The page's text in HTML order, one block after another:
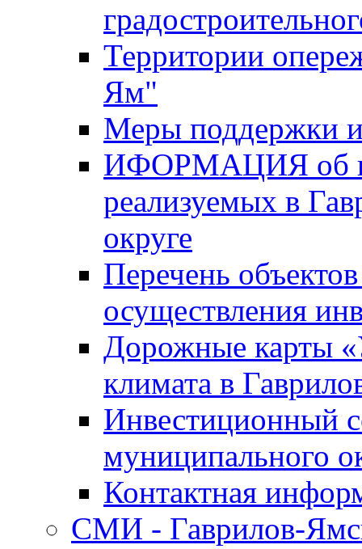
Территории
Ям"
Меры поддержки
ИФОРМАЦИЯ об
реализуемых в
округе
Перечень
осуществления
Дорожные карты
климата в
Инвестиционный
муниципального
Контактная
СМИ - Гаврилов-